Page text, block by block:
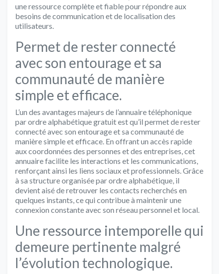
une ressource complète et fiable pour répondre aux
besoins de communication et de localisation des
utilisateurs.
Permet de rester connecté
avec son entourage et sa
communauté de manière
simple et efficace.
L’un des avantages majeurs de l’annuaire téléphonique
par ordre alphabétique gratuit est qu’il permet de rester
connecté avec son entourage et sa communauté de
manière simple et efficace. En offrant un accès rapide
aux coordonnées des personnes et des entreprises, cet
annuaire facilite les interactions et les communications,
renforçant ainsi les liens sociaux et professionnels. Grâce
à sa structure organisée par ordre alphabétique, il
devient aisé de retrouver les contacts recherchés en
quelques instants, ce qui contribue à maintenir une
connexion constante avec son réseau personnel et local.
Une ressource intemporelle qui
demeure pertinente malgré
l’évolution technologique.